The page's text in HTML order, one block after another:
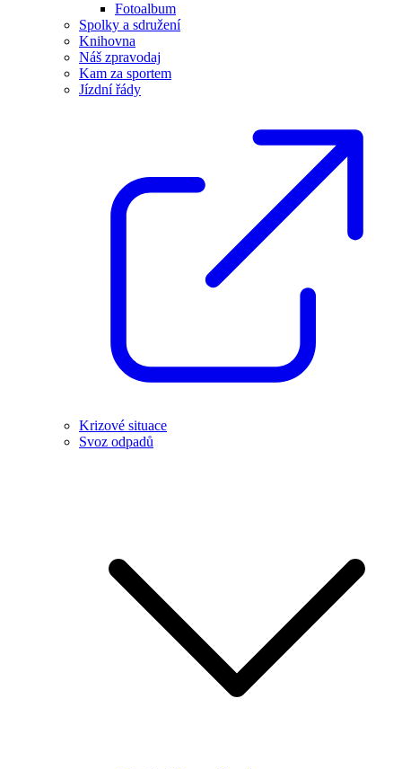
Fotoalbum
Spolky a sdružení
Knihovna
Náš zpravodaj
Kam za sportem
Jízdní řády
Krizové situace
Svoz odpadů